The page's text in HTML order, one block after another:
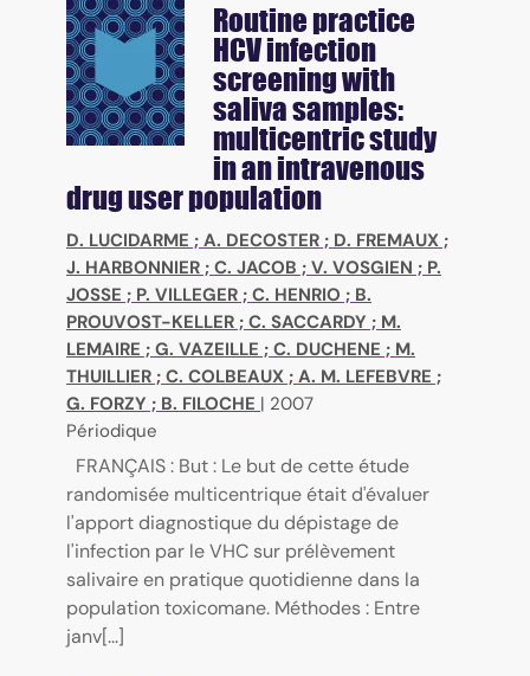
Routine practice
HCV infection
screening with
saliva samples:
multicentric study
in an intravenous
drug user population
D. LUCIDARME ; A. DECOSTER ; D. FREMAUX ;
J. HARBONNIER ; C. JACOB ; V. VOSGIEN ; P.
JOSSE ; P. VILLEGER ; C. HENRIO ; B.
PROUVOST-KELLER ; C. SACCARDY ; M.
LEMAIRE ; G. VAZEILLE ; C. DUCHENE ; M.
THUILLIER ; C. COLBEAUX ; A. M. LEFEBVRE ;
G. FORZY ; B. FILOCHE | 2007
Périodique
FRANÇAIS : But : Le but de cette étude
randomisée multicentrique était d'évaluer
l'apport diagnostique du dépistage de
l'infection par le VHC sur prélèvement
salivaire en pratique quotidienne dans la
population toxicomane. Méthodes : Entre
janv[...]